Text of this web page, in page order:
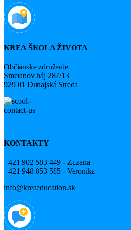
KREA ŠKOLA ŽIVOTA
Občianske združenie
Smetanov háj 287/13
929 01 Dunajská Streda
KONTAKTY
+421 902 583 449 - Zuzana
+421 948 853 585 - Veronika
info@kreaeducation.sk